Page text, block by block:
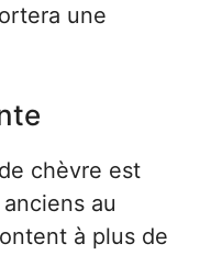
une
chèvre est
au
à plus de